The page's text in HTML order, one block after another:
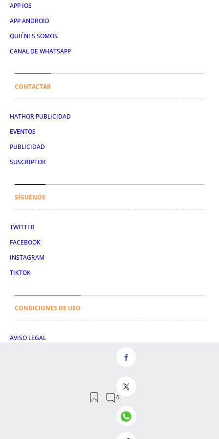
APP IOS
APP ANDROID
QUIÉNES SOMOS
CANAL DE WHATSAPP
CONTACTAR
HATHOR PUBLICIDAD
EVENTOS
PUBLICIDAD
SUSCRIPTOR
SÍGUENOS
TWITTER
FACEBOOK
INSTAGRAM
TIKTOK
CONDICIONES DE USO
AVISO LEGAL